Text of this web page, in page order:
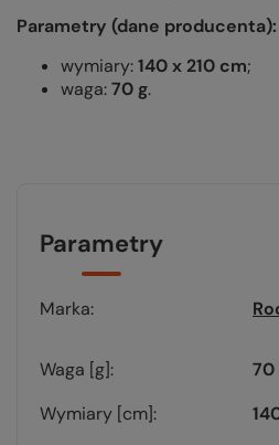
Parametry (dane producenta):
wymiary:140 x 210 cm;
waga:70 g.
Parametry
Marka
Waga [g]
70
Wymiary [cm]